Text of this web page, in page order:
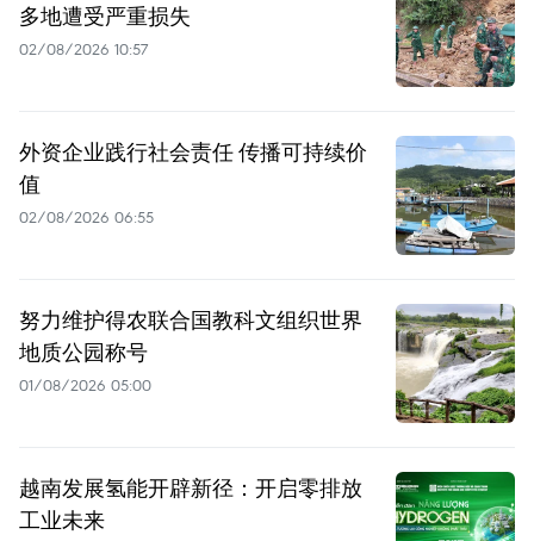
多地遭受严重损失
02/08/2026 10:57
外资企业践行社会责任 传播可持续价
值
02/08/2026 06:55
努力维护得农联合国教科文组织世界
地质公园称号
01/08/2026 05:00
越南发展氢能开辟新径：开启零排放
工业未来